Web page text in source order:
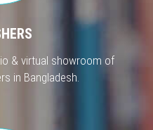
& virtual showroom of
in Bangladesh.